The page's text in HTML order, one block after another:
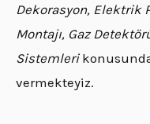
Dekorasyon, Elektrik
Montajı, Gaz
Sistemleri
vermekteyiz.